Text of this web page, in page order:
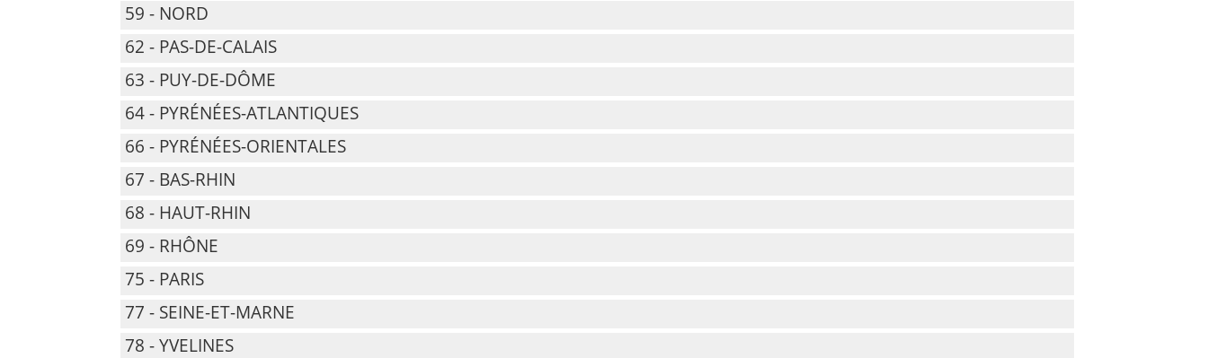
59 - NORD
62 - PAS-DE-CALAIS
63 - PUY-DE-DÔME
64 - PYRÉNÉES-ATLANTIQUES
66 - PYRÉNÉES-ORIENTALES
67 - BAS-RHIN
68 - HAUT-RHIN
69 - RHÔNE
75 - PARIS
77 - SEINE-ET-MARNE
78 - YVELINES